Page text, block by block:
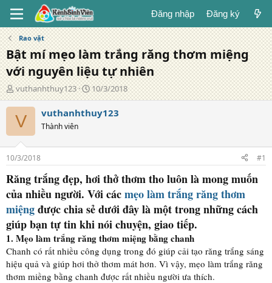
Đăng nhập Đăng ký
Rao vặt
Bật mí mẹo làm trắng răng thơm miệng
với nguyên liệu tự nhiên
T
á
c
g
ả
vuthanhthuy123
N
g
à
g
10/3/2018
V vuthanhthuy123
Thành viên
10/3/2018 #1
Răng trắng đẹp, hơi thở thơm tho luôn là mong muốn
của nhiều người. Với cácmẹo làm trắng răng thơm
miệngđược chia sẻ dưới đây là một trong những cách
giúp bạn tự tin khi nói chuyện, giao tiếp.
1. Mẹo làm trắng răng thơm miệng bằng chanh
Chanh có rất nhiều công dụng trong đó giúp cải tạo răng trắng sáng
hiệu quả và giúp hơi thở thơm mát hơn. Vì vậy, mẹo làm trắng răng
thơm miềng bằng chanh được rất nhiều người ưa thích.